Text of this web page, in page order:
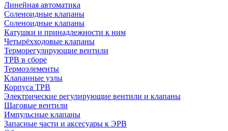
Линейная автоматика
Соленоидные клапаны
Соленоидные клапаны
Катушки и принадлежности к ним
Четырёхходовые клапаны
Терморегулирующие вентили
ТРВ в сборе
Термоэлементы
Клапанные узлы
Корпуса ТРВ
Электрические регулирующие вентили и клапаны
Шаговые вентили
Импульсные клапаны
Запасные части и аксесуары к ЭРВ